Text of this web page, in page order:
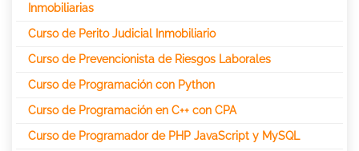
Inmobiliarias
Curso de Perito Judicial Inmobiliario
Curso de Prevencionista de Riesgos Laborales
Curso de Programación con Python
Curso de Programación en C++ con CPA
Curso de Programador de PHP JavaScript y MySQL